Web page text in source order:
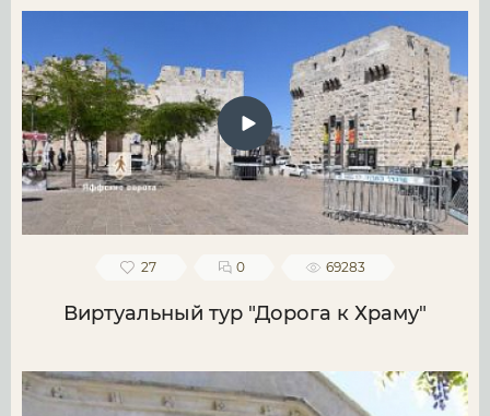
27 0 69283
Виртуальный тур "Дорога к Храму"